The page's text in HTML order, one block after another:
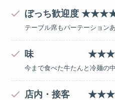
ぼっち歓迎度
テーブル席もパーテーション
味
今まで食べた牛たんと冷麺の
店内・接客